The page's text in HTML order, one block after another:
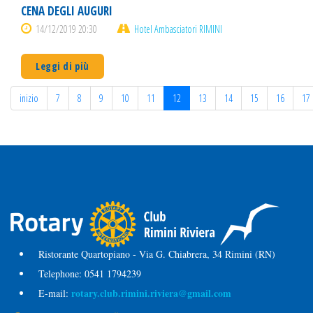
CENA DEGLI AUGURI
14/12/2019 20:30 Hotel Ambasciatori RIMINI
Leggi di più
inizio 7 8 9 10 11 12 13 14 15 16 17
Ristorante Quartopiano - Via G. Chiabrera, 34 Rimini (RN)
Telephone: 0541 1794239
E-mail: rotary.club.rimini.riviera@gmail.com